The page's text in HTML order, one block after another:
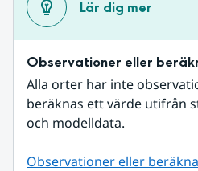
Lär dig mer
Observationer eller
Alla orter har inte
beräknas ett värde utifrån
och modelldata.
Observationer eller